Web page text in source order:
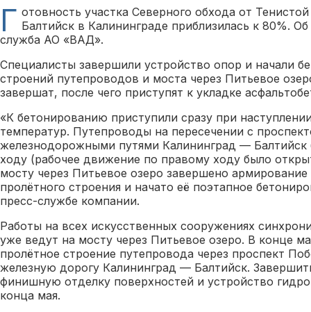
Г отовность участка Северного обхода от
Балтийск в Калининграде приблизилась к 80%.
служба АО «ВАД».
Специалисты завершили устройство опор и начали
строений путепроводов и моста через Питьевое
завершат, после чего приступят к укладке
«К бетонированию приступили сразу при
температур. Путепроводы на пересечении с
железнодорожными путями Калининград —
ходу (рабочее движение по правому ходу было
мосту через Питьевое озеро завершено
пролётного строения и начато её поэтапное
пресс-службе компании.
Работы на всех искусственных сооружениях
уже ведут на мосту через Питьевое озеро. В конце
пролётное строение путепровода через проспект
железную дорогу Калининград — Балтийск.
финишную отделку поверхностей и устройство
конца мая.